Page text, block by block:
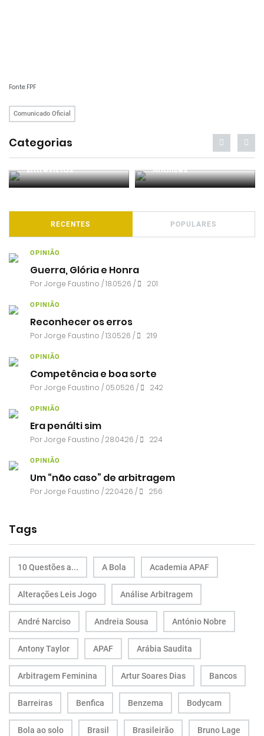
Fonte: FPF
Comunicado Oficial
Categorias
Entrevistas Análises
RECENTES POPULARES
OPINIÃO
Guerra, Glória e Honra
PorJorge Faustino / 18.05.26 / 201
OPINIÃO
Reconhecer os erros
PorJorge Faustino / 13.05.26 / 219
OPINIÃO
Competência e boa sorte
PorJorge Faustino / 05.05.26 / 242
OPINIÃO
Era penálti sim
PorJorge Faustino / 28.04.26 / 224
OPINIÃO
Um “não caso” de arbitragem
PorJorge Faustino / 22.04.26 / 256
Tags
10 Questões a... A Bola Academia APAF
Alterações Leis Jogo Análise Arbitragem
André Narciso Andreia Sousa António Nobre
Antony Taylor APAF Arábia Saudita
Arbitragem Feminina Artur Soares Dias Bancos
Barreiras Benfica Benzema Bodycam
Bola ao solo Brasil Brasileirão Bruno Lage